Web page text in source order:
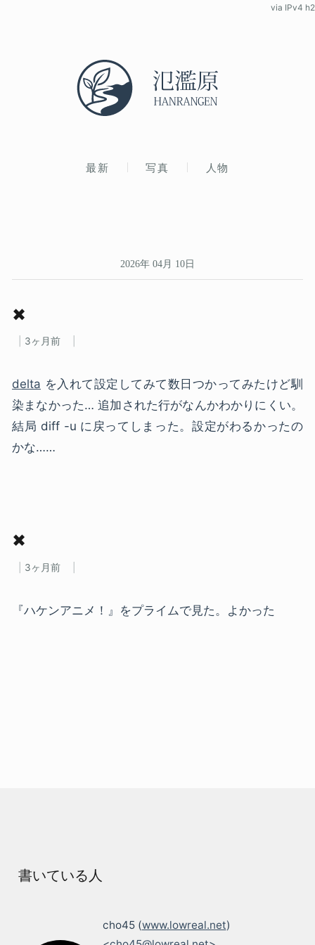
最新 写真 人物
via IPv4 h2
2026年 04月 10日
✖
3ヶ月前
delta を入れて設定してみて数日つかってみたけど馴
染まなかった… 追加された行がなんかわかりにくい。
結局 diff -u に戻ってしまった。設定がわるかったの
かな……
✖
3ヶ月前
『ハケンアニメ！』をプライムで見た。よかった
書いている人
cho45 (www.lowreal.net)